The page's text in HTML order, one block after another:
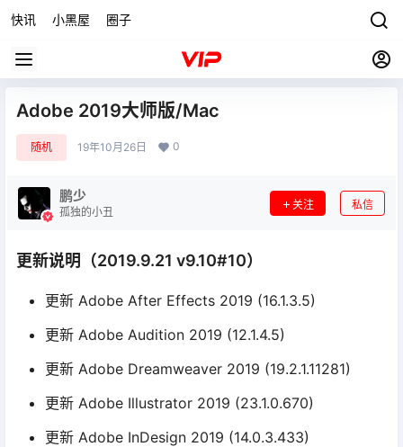
快讯 小黑屋 圈子
Adobe 2019大师版/Mac
随机 19年10月26日 0
鹏少
孤独的小丑
关注 私信
更新说明（2019.9.21 v9.10#10）
更新 Adobe After Effects 2019 (16.1.3.5)
更新 Adobe Audition 2019 (12.1.4.5)
更新 Adobe Dreamweaver 2019 (19.2.1.11281)
更新 Adobe Illustrator 2019 (23.1.0.670)
更新 Adobe InDesign 2019 (14.0.3.433)